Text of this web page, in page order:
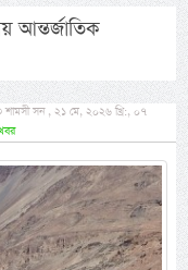
আন্তর্জাতিক
সন , ২১ মে, ২০২৬ খ্রি:, ০৭